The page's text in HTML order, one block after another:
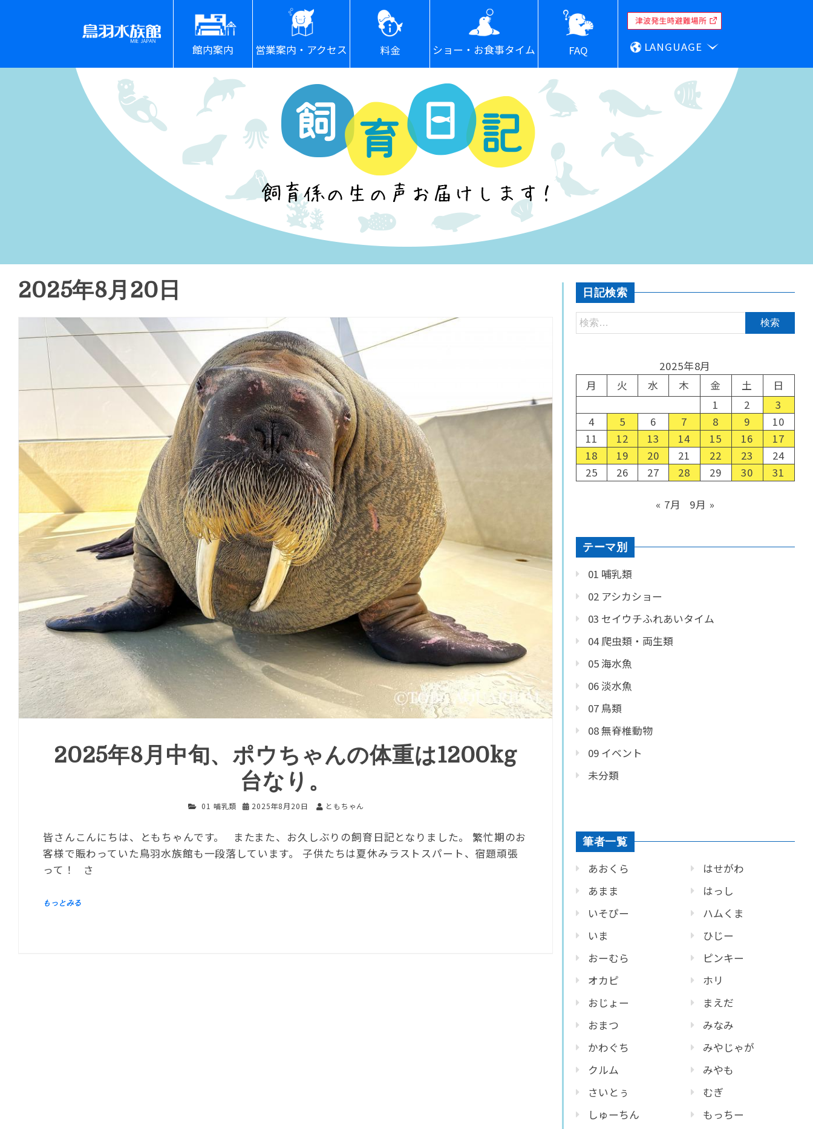
館内案内 営業案内・アクセス 料金 ショー・お食事タイム FAQ LANGUAGE
2025年8月20日
2025年8月中旬、ポウちゃんの体重は1200kg
台なり。
01 哺乳類 2025年8月20日 ともちゃん
皆さんこんにちは、ともちゃんです。 またまた、お久しぶりの飼育日記となりました。 繁忙期のお
客様で賑わっていた鳥羽水族館も一段落しています。 子供たちは夏休みラストスパート、宿題頑張
って！ さ
日記検索
2025年8月
月
火 水 木 金 土
日
1
2
3
4
5 6 7 8 9
10
11
12 13 14 15 16
17
18
19 20 21 22 23
24
25
26 27 28 29 30 31
« 7月 9月 »
テーマ別
01 哺乳類
02 アシカショー
03 セイウチふれあいタイム
04 爬虫類・両生類
05 海水魚
06 淡水魚
07 鳥類
08 無脊椎動物
09 イベント
未分類
筆者一覧
あおくら
あまま
いそぴー
いま
おーむら
オカピ
おじょー
おまつ
かわぐち
クルム
さいとぅ
しゅーちん
はせがわ
はっし
ハムくま
ひじー
ピンキー
ホリ
まえだ
みなみ
みやじゃが
みやも
むぎ
もっちー